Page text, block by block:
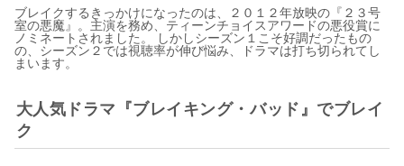
ブレイクするきっかけになったのは、２０１２年放映の『２３号
室の悪魔』。主演を務め、ティーンチョイスアワードの悪役賞に
ノミネートされました。 しかしシーズン１こそ好調だったもの
の、シーズン２では視聴率が伸び悩み、ドラマは打ち切られてし
まいます。
大人気ドラマ『ブレイキング・バッド』でブレイ
ク